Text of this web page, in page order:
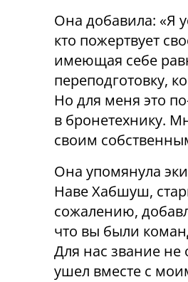
Она добавила: «Я
кто пожертвует
имеющая себе
переподготовку,
Но для меня это
в бронетехнику.
своим
Она упомянула
Наве Хабшуш,
сожалению,
что вы были
Для нас звание не
ушел вместе с